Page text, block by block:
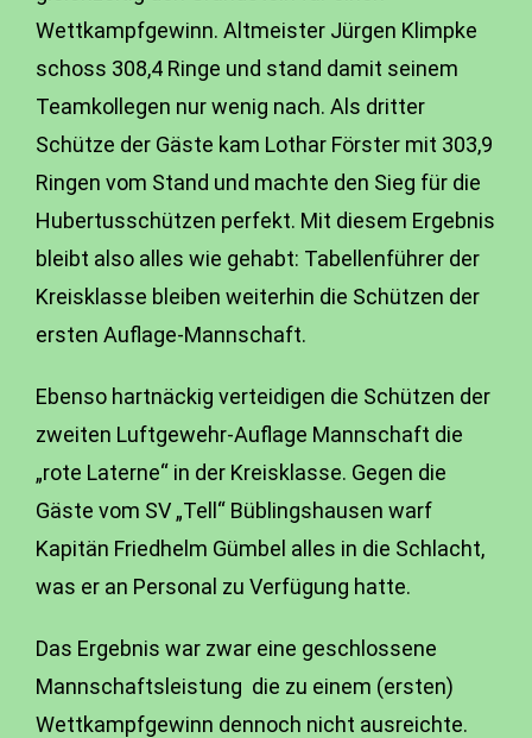
Wettkampfgewinn. Altmeister Jürgen Klimpke
schoss 308,4 Ringe und stand damit seinem
Teamkollegen nur wenig nach. Als dritter
Schütze der Gäste kam Lothar Förster mit 303,9
Ringen vom Stand und machte den Sieg für die
Hubertusschützen perfekt. Mit diesem Ergebnis
bleibt also alles wie gehabt: Tabellenführer der
Kreisklasse bleiben weiterhin die Schützen der
ersten Auflage-Mannschaft.
Ebenso hartnäckig verteidigen die Schützen der
zweiten Luftgewehr-Auflage Mannschaft die
„rote Laterne“ in der Kreisklasse. Gegen die
Gäste vom SV „Tell“ Büblingshausen warf
Kapitän Friedhelm Gümbel alles in die Schlacht,
was er an Personal zu Verfügung hatte.
Das Ergebnis war zwar eine geschlossene
Mannschaftsleistung die zu einem (ersten)
Wettkampfgewinn dennoch nicht ausreichte.